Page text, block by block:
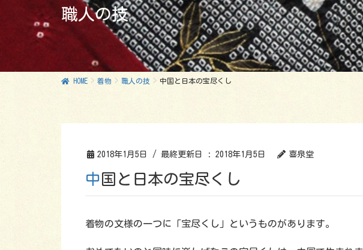
職人の技
HOME 着物 職人の技 中国と日本の宝尽くし
2018年1月5日 / 最終更新日 : 2018年1月5日 喜泉堂
中国と日本の宝尽くし
着物の文様の一つに「宝尽くし」というものがあります。